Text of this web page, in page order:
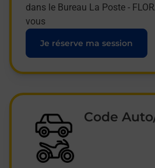
dans le Bureau La Poste -
vous
Je réserve ma session
Code